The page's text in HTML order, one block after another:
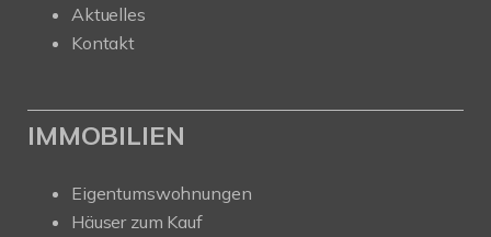
Aktuelles
Kontakt
IMMOBILIEN
Eigentumswohnungen
Häuser zum Kauf